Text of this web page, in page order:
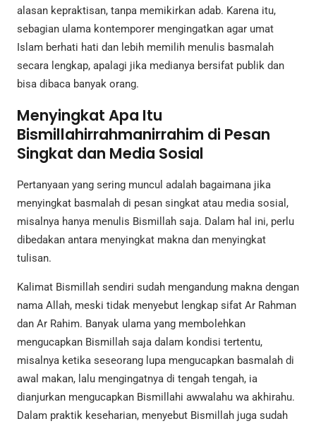
alasan kepraktisan, tanpa memikirkan adab. Karena itu,
sebagian ulama kontemporer mengingatkan agar umat
Islam berhati hati dan lebih memilih menulis basmalah
secara lengkap, apalagi jika medianya bersifat publik dan
bisa dibaca banyak orang.
Menyingkat Apa Itu
Bismillahirrahmanirrahim di Pesan
Singkat dan Media Sosial
Pertanyaan yang sering muncul adalah bagaimana jika
menyingkat basmalah di pesan singkat atau media sosial,
misalnya hanya menulis Bismillah saja. Dalam hal ini, perlu
dibedakan antara menyingkat makna dan menyingkat
tulisan.
Kalimat Bismillah sendiri sudah mengandung makna dengan
nama Allah, meski tidak menyebut lengkap sifat Ar Rahman
dan Ar Rahim. Banyak ulama yang membolehkan
mengucapkan Bismillah saja dalam kondisi tertentu,
misalnya ketika seseorang lupa mengucapkan basmalah di
awal makan, lalu mengingatnya di tengah tengah, ia
dianjurkan mengucapkan Bismillahi awwalahu wa akhirahu.
Dalam praktik keseharian, menyebut Bismillah juga sudah